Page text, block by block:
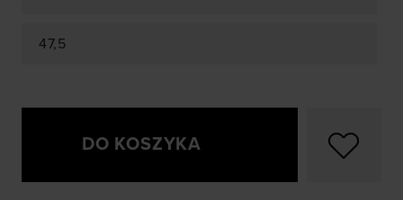
47,5
DO KOSZYKA